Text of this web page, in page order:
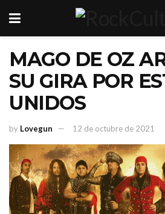
MAGO DE OZ
SU GIRA POR
UNIDOS
by Lovegun 12 de octubre de 2021